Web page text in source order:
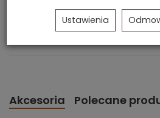
GŁEBOKOŚĆ:
WYSOKOŚĆ:
Akcesoria Polecane
Ustawienia